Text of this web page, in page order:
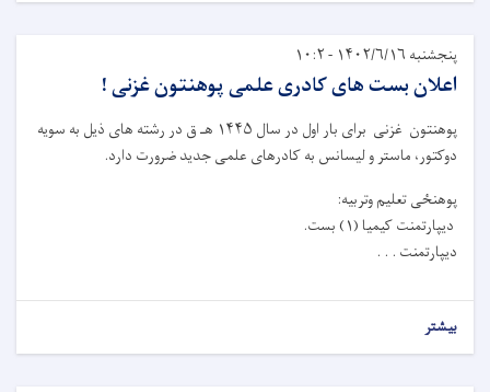
پنجشنبه ۱۴۰۲/۶/۱۶ - ۱۰:۲
اعلان بست های کادری علمی پوهنتون غزنی !
پوهنتون غزنی برای بار اول در سال ۱۴۴۵ هـ ق در رشته های ذيل به سويه
دوکتور، ماستر و لیسانس به کادرهای علمی جديد ضرورت دارد.
پوهنځی تعلیم وتربیه:
ديپارتمنت کیمیا (۱) بست.
ديپارتمنت . . .
بیشتر